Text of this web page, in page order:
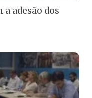
a adesão dos